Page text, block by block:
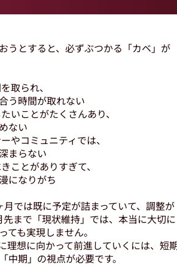
うとすると、必ずぶつかる「カベ」が
取られ、
時間が取れない
いことがたくさんあり、
ない
やコミュニティでは、
まらない
ことがありすぎて、
になりがち
では既に予定が詰まっていて、調整が
まで「現状維持」では、本当に大切に
ても実現しません。
理想に向かって前進していくには、短
中期」の視点が必要です。